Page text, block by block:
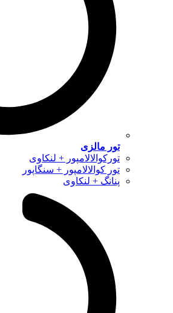
تور مالزی
تورکوالالامپور + لنکاوی
تور کوالالامپور + سنگاپور
پنانگ + لنکاوی